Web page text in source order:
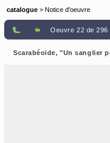
catalogue > Notice d'oeuvre
Oeuvre 22 de 296
Scarabéoïde, "Un sanglier